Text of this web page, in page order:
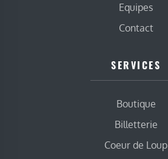
Equipes
Contact
SERVICES
Boutique
Billetterie
Coeur de Loup